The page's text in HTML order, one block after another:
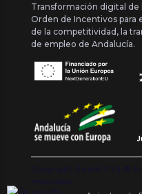
Transformación digital de
Orden de Incentivos para
de la competitividad, la
de empleo de Andalucía.
Copyright {{ date('Y') }} ®
reservados